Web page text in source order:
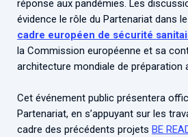
réponse aux pandémies. Les
évidence le rôle du Partenariat dans
cadre européen de sécurité
la Commission européenne et sa
architecture mondiale de préparation
Cet événement public présentera
Partenariat, en s’appuyant sur les
cadre des précédents projets BE